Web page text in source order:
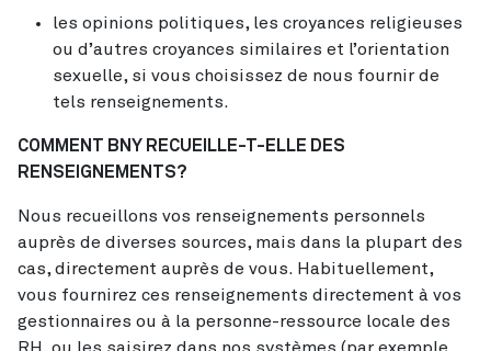
les opinions politiques, les croyances religieuses
ou d’autres croyances similaires et l’orientation
sexuelle, si vous choisissez de nous fournir de
tels renseignements.
COMMENT BNY RECUEILLE-T-ELLE DES
RENSEIGNEMENTS?
Nous recueillons vos renseignements personnels
auprès de diverses sources, mais dans la plupart des
cas, directement auprès de vous. Habituellement,
vous fournirez ces renseignements directement à vos
gestionnaires ou à la personne-ressource locale des